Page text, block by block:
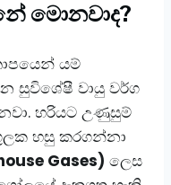
මොනවාද?
යම්
සුවිශේෂී වායු වර්ග
හරියට උණුසුම්
හසු කරගන්නා
Gases) ලෙස